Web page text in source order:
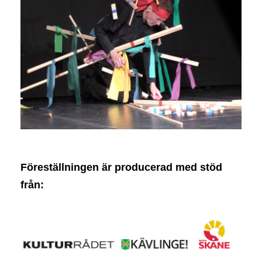
Föreställningen är producerad med stöd
från: